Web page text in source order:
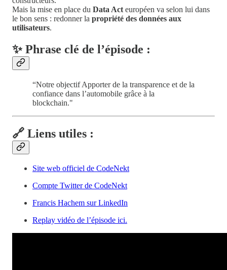
Mais la mise en place du Data Act européen va selon lui dans
le bon sens : redonner la propriété des données aux
utilisateurs.
✨ Phrase clé de l’épisode :
“Notre objectif Apporter de la transparence et de la
confiance dans l’automobile grâce à la
blockchain."
🔗 Liens utiles :
Site web officiel de CodeNekt
Compte Twitter de CodeNekt
Francis Hachem sur LinkedIn
Replay vidéo de l’épisode ici.